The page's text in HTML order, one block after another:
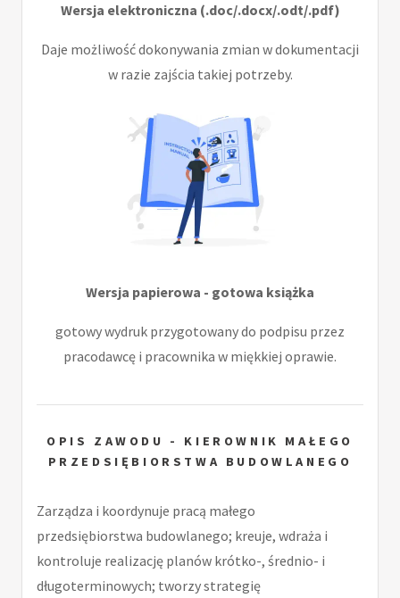
Wersja elektroniczna (.doc/.docx/.odt/.pdf)
Daje możliwość dokonywania zmian w dokumentacji
w razie zajścia takiej potrzeby.
Wersja papierowa - gotowa książka
gotowy wydruk przygotowany do podpisu przez
pracodawcę i pracownika w miękkiej oprawie.
OPIS ZAWODU - KIEROWNIK MAŁEGO
PRZEDSIĘBIORSTWA BUDOWLANEGO
Zarządza i koordynuje pracą małego
przedsiębiorstwa budowlanego; kreuje, wdraża i
kontroluje realizację planów krótko-, średnio- i
długoterminowych; tworzy strategię